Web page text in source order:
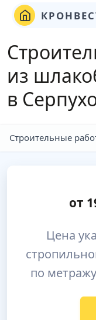
из
в
Строительные
от
Цена
по